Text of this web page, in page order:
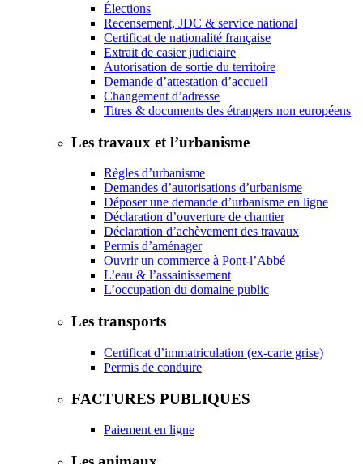
Élections
Recensement, JDC & service national
Certificat de nationalité française
Extrait de casier judiciaire
Autorisation de sortie du territoire
Demande d’attestation d’accueil
Changement d’adresse
Titres & documents des étrangers non européens
Les travaux et l’urbanisme
Règles d’urbanisme
Demandes d’autorisations d’urbanisme
Déposer une demande d’urbanisme en ligne
Déclaration d’ouverture de chantier
Déclaration d’achèvement des travaux
Permis d’aménager
Ouvrir un commerce à Pont-l’Abbé
L’eau & l’assainissement
L’occupation du domaine public
Les transports
Certificat d’immatriculation (ex-carte grise)
Permis de conduire
FACTURES PUBLIQUES
Paiement en ligne